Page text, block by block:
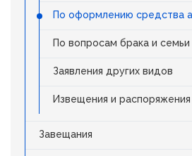
По оформлению средства
По вопросам брака и семьи
Заявления других видов
Извещения и
Завещания